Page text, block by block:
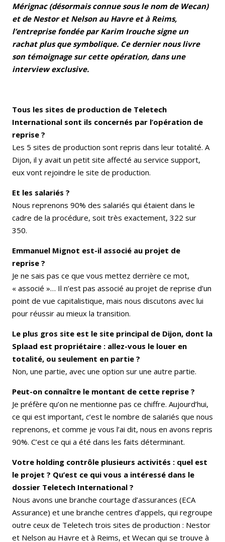
Mérignac (désormais connue sous le nom de Wecan)
et de Nestor et Nelson au Havre et à Reims,
l’entreprise fondée par Karim Irouche signe un
rachat plus que symbolique. Ce dernier nous livre
son témoignage sur cette opération, dans une
interview exclusive.
Tous les sites de production de Teletech
International sont ils concernés par l’opération de
reprise ?
Les 5 sites de production sont repris dans leur totalité. A
Dijon, il y avait un petit site affecté au service support,
eux vont rejoindre le site de production.
Et les salariés ?
Nous reprenons 90% des salariés qui étaient dans le
cadre de la procédure, soit très exactement, 322 sur
350.
Emmanuel Mignot est-il associé au projet de
reprise ?
Je ne sais pas ce que vous mettez derrière ce mot,
« associé »… Il n’est pas associé au projet de reprise d’un
point de vue capitalistique, mais nous discutons avec lui
pour réussir au mieux la transition.
Le plus gros site est le site principal de Dijon, dont la
Splaad est propriétaire : allez-vous le louer en
totalité, ou seulement en partie ?
Non, une partie, avec une option sur une autre partie.
Peut-on connaître le montant de cette reprise ?
Je préfère qu’on ne mentionne pas ce chiffre. Aujourd’hui,
ce qui est important, c’est le nombre de salariés que nous
reprenons, et comme je vous l’ai dit, nous en avons repris
90%. C’est ce qui a été dans les faits déterminant.
Votre holding contrôle plusieurs activités : quel est
le projet ? Qu’est ce qui vous a intéressé dans le
dossier Teletech International ?
Nous avons une branche courtage d’assurances (ECA
Assurance) et une branche centres d’appels, qui regroupe
outre ceux de Teletech trois sites de production : Nestor
et Nelson au Havre et à Reims, et Wecan qui se trouve à